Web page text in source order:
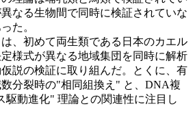
なる生物間で同時に検証されていな
た。
、初めて両生類である日本のカエル
様式が異なる地域集団を同時に解析
説の検証に取り組んだ。とくに、有
分裂時の"相同組換え" と、DNA複
駆動進化" 理論との関連性に注目し